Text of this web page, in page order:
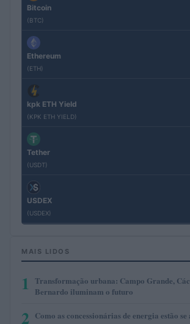
Bitcoin
(BTC)
Ethereum
(ETH)
kpk ETH Yield
(KPK ETH YIELD)
Tether
(USDT)
USDEX
(USDEX)
MAIS LIDOS
1 Transformação urbana: Campo Grande,
Bernardo iluminam o futuro
2 Como as concessionárias de energia estão